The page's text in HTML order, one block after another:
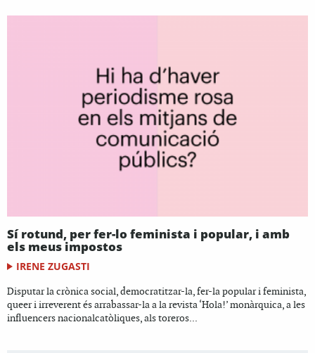
Sí rotund, per fer-lo feminista i popular, i amb
els meus impostos
IRENE ZUGASTI
Disputar la crònica social, democratitzar-la, fer-la popular i feminista,
queer i irreverent és arrabassar-la a la revista ‘Hola!’ monàrquica, a les
influencers nacionalcatòliques, als toreros...